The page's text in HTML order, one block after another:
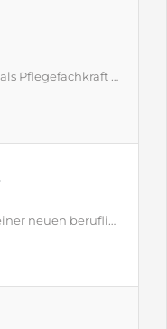
Du möchtest mehr verdienen und trotzdem Zeit für Dein Privatleben haben? Komm als Pflegefachkraft (m/w/d) – Zeitarbeit in Schleswig-Holstein zu EMPLOYA und sichere Dir ab 28 €/Std. plus 2.000 € Willkommensprämie. Top‑Vorteile auf einen Blick ● Ab 28 € brutto pro Stunde – deutlich über vielen klassischen Festanstellungen ● 30 Tage Urlaub plus Urlaubs- und Weihnachtsgeld bis 500 € ● Zuschläge: 100 % Feiertage, 50 % Sonntage, 25 % Nächte, 20 % Samstage, 14,28 % Mehrarbeit ● Auf Wunsch bundesweite …
Schweißer (m/w/d) - Direktvermittlung keine Zeitarbeit! Sie sind auf der Suche nach einer neuen beruflichen Herausforderung und bringen bereits Erfahrung als WIG/MAG-Schweißer oder Blechner mit? Dann sind Sie bei uns genau richtig. Für unseren Kunden aus der blechverarbeitenden Industrie in Alpirsbach suchen wir zum nächstmöglichen Zeitpunkt einen WIG/MAG- Schweißer (m/w/d) in Vollzeit und unbefristeter Direktanstellung. Das Team der Niederlassung Tempton Freudenstadt freut sich auf Ihre Bewerb…